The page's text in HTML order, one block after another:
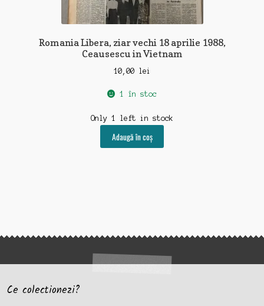
Romania Libera, ziar vechi 18 aprilie 1988,
Ceausescu in Vietnam
10,00 lei
1 în stoc
Only 1 left in stock
Adaugă în coș
Ce colectionezi?